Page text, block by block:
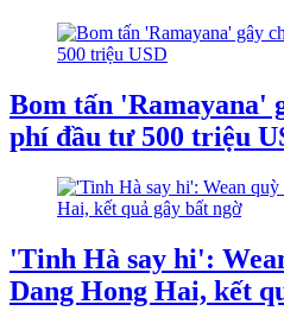
Bom tấn 'Ramayana'
phí đầu tư 500 triệu
'Tinh Hà say hi':
Dang Hong Hai, kết